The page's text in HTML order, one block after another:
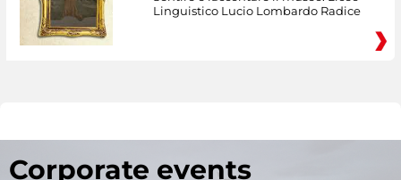
Linguistico Lucio Lombardo Radice
Corporate events